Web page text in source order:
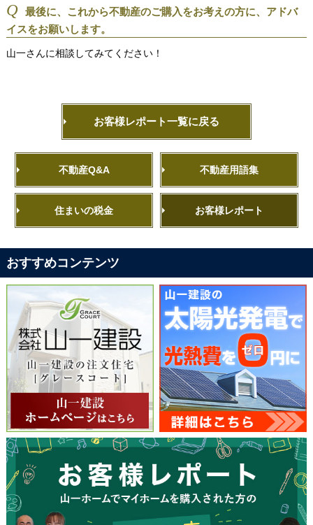
Q
最後に、これから不動産のご購入をお考えの方に、アドバ
イスをお願いします。
山一さんに相談してみてください！
お客様レポート一覧に戻る
不動産Q&A 不動産用語集
住まいの税金 お客様レポート
おすすめコンテンツ